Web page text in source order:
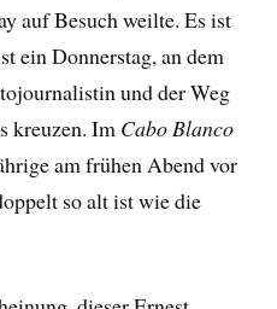
auf Besuch weilte. Es ist
ein Donnerstag, an dem
und der Weg
kreuzen. Im Cabo Blanco
am frühen Abend vor
so alt ist wie die